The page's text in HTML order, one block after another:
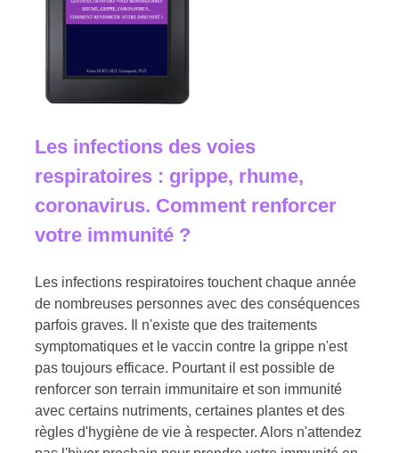
Les infections des voies
respiratoires : grippe, rhume,
coronavirus. Comment renforcer
votre immunité ?
Les infections respiratoires touchent chaque année
de nombreuses personnes avec des conséquences
parfois graves. Il n'existe que des traitements
symptomatiques et le vaccin contre la grippe n'est
pas toujours efficace. Pourtant il est possible de
renforcer son terrain immunitaire et son immunité
avec certains nutriments, certaines plantes et des
règles d'hygiène de vie à respecter. Alors n'attendez